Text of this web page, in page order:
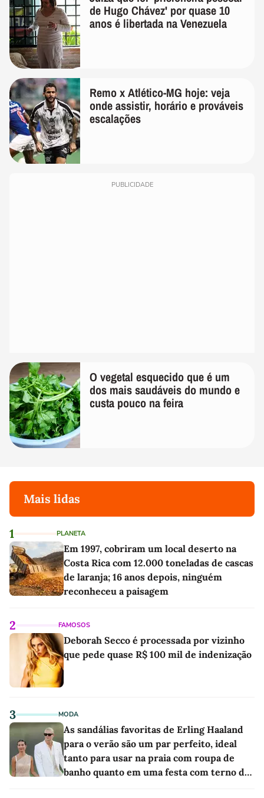
de Hugo Chávez' por quase 10
anos é libertada na Venezuela
Remo x Atlético-MG hoje: veja
onde assistir, horário e prováveis
escalações
PUBLICIDADE
O vegetal esquecido que é um
dos mais saudáveis do mundo e
custa pouco na feira
Mais lidas
1 PLANETA
Em 1997, cobriram um local deserto na
Costa Rica com 12.000 toneladas de cascas
de laranja; 16 anos depois, ninguém
reconheceu a paisagem
2 FAMOSOS
Deborah Secco é processada por vizinho
que pede quase R$ 100 mil de indenização
3 MODA
As sandálias favoritas de Erling Haaland
para o verão são um par perfeito, ideal
tanto para usar na praia com roupa de
banho quanto em uma festa com terno de